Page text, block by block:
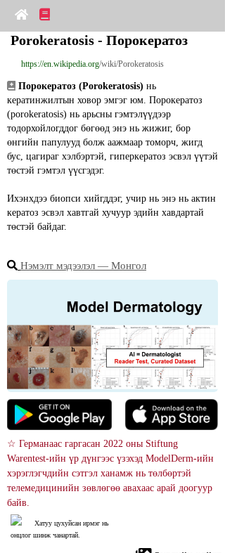
Porokeratosis - Порокератоз
https://en.wikipedia.org/wiki/Porokeratosis
Порокератоз (Porokeratosis) нь
кератинжилтын ховор эмгэг юм. Порокератоз
(porokeratosis) нь арьсны гэмтэлүүдээр
тодорхойлогддог бөгөөд энэ нь жижиг, бор
өнгийн папулууд болж аажмаар томорч, жигд
бус, цагираг хэлбэртэй, гиперкератоз эсвэл үүтэй
төстэй гэмтэл үүсгэдэг.
Ихэнхдээ биопси хийгддэг, учир нь энэ нь актин
кератоз эсвэл хавтгай хучуур эдийн хавдартай
төстэй байдаг.
Нэмэлт мэдээлэл ― Монгол
☆ Германаас гаргасан 2022 оны Stiftung
Warentest-ийн үр дүнгээс үзэхэд ModelDerm-ийн
хэрэглэгчдийн сэтгэл ханамж нь төлбөртэй
телемедицинийн зөвлөгөө авахаас арай доогуур
байв.
Хатуу цухуйсан ирмэг нь
онцлог шинж чанартай.